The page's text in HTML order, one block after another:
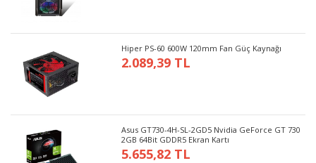
Hiper PS-60 600W 120mm Fan Güç Kaynağı
2.089,39 TL
Asus GT730-4H-SL-2GD5 Nvidia GeForce GT 730
2GB 64Bit GDDR5 Ekran Kartı
5.655,82 TL